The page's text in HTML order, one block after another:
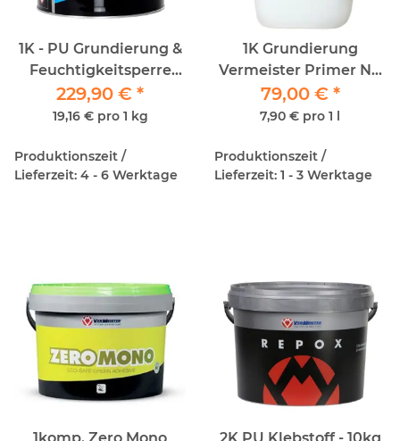
1K - PU Grundierung &
Feuchtigkeitsperre
Vermeister Primer SF
12kg
229,90 € *
19,16 € pro 1 kg
Produktionszeit /
Lieferzeit: 4 - 6 Werktage
1K Grundierung
Vermeister Primer NP
10lt
79,00 € *
7,90 € pro 1 l
Produktionszeit /
Lieferzeit: 1 - 3 Werktage